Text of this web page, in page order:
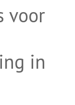
voor
in